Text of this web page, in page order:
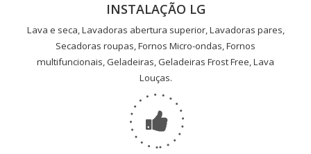
INSTALAÇÃO LG
Lava e seca, Lavadoras abertura superior, Lavadoras pares,
Secadoras roupas, Fornos Micro-ondas, Fornos
multifuncionais, Geladeiras, Geladeiras Frost Free, Lava
Louças.